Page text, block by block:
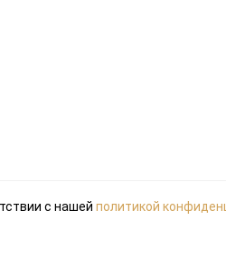
с нашей политикой